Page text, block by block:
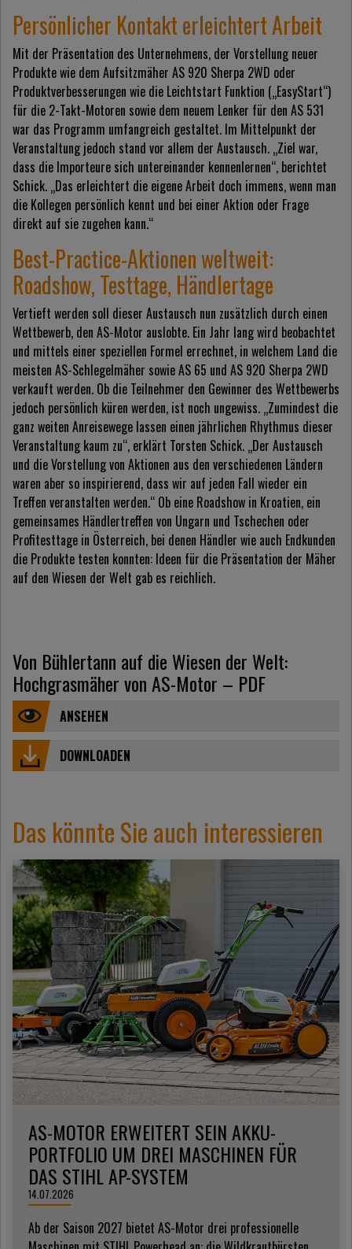
Persönlicher Kontakt erleichtert Arbeit
Mit der Präsentation des Unternehmens, der Vorstellung neuer
Produkte wie dem Aufsitzmäher AS 920 Sherpa 2WD oder
Produktverbesserungen wie die Leichtstart Funktion („EasyStart“)
für die 2-Takt-Motoren sowie dem neuem Lenker für den AS 531
war das Programm umfangreich gestaltet. Im Mittelpunkt der
Veranstaltung jedoch stand vor allem der Austausch. „Ziel war,
dass die Importeure sich untereinander kennenlernen“, berichtet
Schick. „Das erleichtert die eigene Arbeit doch immens, wenn man
die Kollegen persönlich kennt und bei einer Aktion oder Frage
direkt auf sie zugehen kann.“
Best-Practice-Aktionen weltweit:
Roadshow, Testtage, Händlertage
Vertieft werden soll dieser Austausch nun zusätzlich durch einen
Wettbewerb, den AS-Motor auslobte. Ein Jahr lang wird beobachtet
und mittels einer speziellen Formel errechnet, in welchem Land die
meisten AS-Schlegelmäher sowie AS 65 und AS 920 Sherpa 2WD
verkauft werden. Ob die Teilnehmer den Gewinner des Wettbewerbs
jedoch persönlich küren werden, ist noch ungewiss. „Zumindest die
ganz weiten Anreisewege lassen einen jährlichen Rhythmus dieser
Veranstaltung kaum zu“, erklärt Torsten Schick. „Der Austausch
und die Vorstellung von Aktionen aus den verschiedenen Ländern
waren aber so inspirierend, dass wir auf jeden Fall wieder ein
Treffen veranstalten werden.“ Ob eine Roadshow in Kroatien, ein
gemeinsames Händlertreffen von Ungarn und Tschechen oder
Profitesttage in Österreich, bei denen Händler wie auch Endkunden
die Produkte testen konnten: Ideen für die Präsentation der Mäher
auf den Wiesen der Welt gab es reichlich.
Von Bühlertann auf die Wiesen der Welt:
Hochgrasmäher von AS-Motor – PDF
ANSEHEN
DOWNLOADEN
Das könnte Sie auch interessieren
AS-MOTOR ERWEITERT SEIN AKKU-
PORTFOLIO UM DREI MASCHINEN FÜR
DAS STIHL AP-SYSTEM
14.07.2026
Ab der Saison 2027 bietet AS-Motor drei professionelle